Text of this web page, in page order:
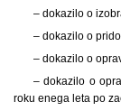
– dokazilo o
– dokazilo o
– dokazilo o
– dokazilo o
roku enega leta po